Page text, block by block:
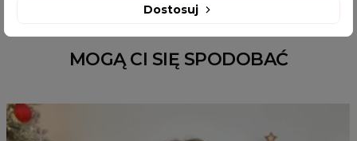
MOGĄ CI SIĘ SPODOBAĆ
Dostosuj